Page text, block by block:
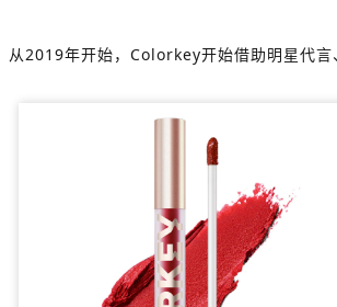
从2019年开始，Colorkey开始借助明星代